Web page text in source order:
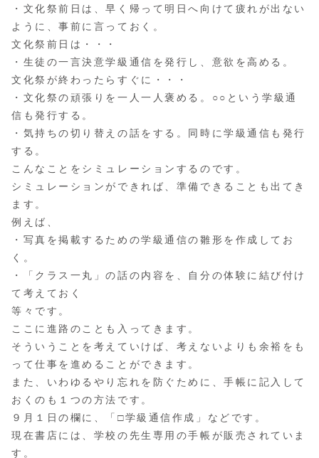
・文化祭前日は、早く帰って明日へ向けて疲れが出ない
ように、事前に言っておく。
文化祭前日は・・・
・生徒の一言決意学級通信を発行し、意欲を高める。
文化祭が終わったらすぐに・・・
・文化祭の頑張りを一人一人褒める。○○という学級通
信も発行する。
・気持ちの切り替えの話をする。同時に学級通信も発行
する。
こんなことをシミュレーションするのです。
シミュレーションができれば、準備できることも出てき
ます。
例えば、
・写真を掲載するための学級通信の雛形を作成してお
く。
・「クラス一丸」の話の内容を、自分の体験に結び付け
て考えておく
等々です。
ここに進路のことも入ってきます。
そういうことを考えていけば、考えないよりも余裕をも
って仕事を進めることができます。
また、いわゆるやり忘れを防ぐために、手帳に記入して
おくのも１つの方法です。
９月１日の欄に、「□学級通信作成」などです。
現在書店には、学校の先生専用の手帳が販売されていま
す。